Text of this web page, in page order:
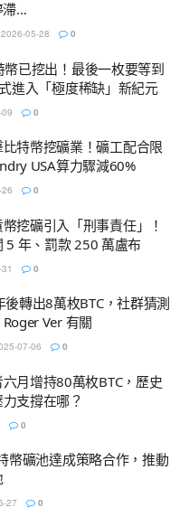
滯…
2026-05-28 0
已挖出！最後一枚要等到
進入「極度稀缺」新紀元
0
特幣挖礦業！礦工配合限
USA算力驟減60%
0
挖礦引入「刑事責任」！
5 年、罰款 250 萬盧布
0
轉出8萬枚BTC，社群猜測
Ver 有關
07-06 0
月增持80萬枚BTC，歷史
力支撐在哪？
0
幣礦池達成策略合作，推動
27 0